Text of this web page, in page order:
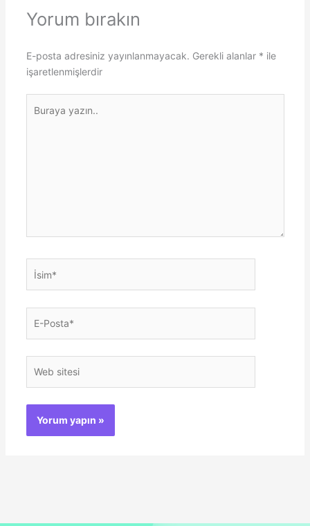
Yorum bırakın
E-posta adresiniz yayınlanmayacak. Gerekli alanlar * ile
işaretlenmişlerdir
yazın..
Posta*
sitesi